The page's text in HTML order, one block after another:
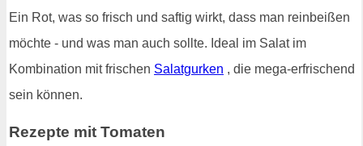
Ein Rot, was so frisch und saftig wirkt, dass man reinbeißen
möchte - und was man auch sollte. Ideal im Salat im
Kombination mit frischen Salatgurken , die mega-erfrischend
sein können.
Rezepte mit Tomaten